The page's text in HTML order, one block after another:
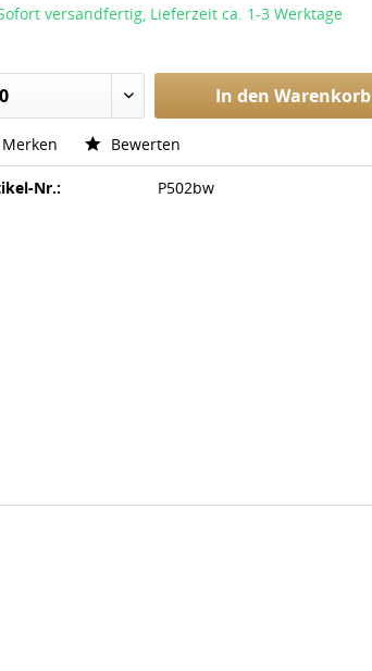
versandfertig, Lieferzeit ca. 1-3 Werktage
In den Warenkorb
Merken Bewerten
Nr.: P502bw